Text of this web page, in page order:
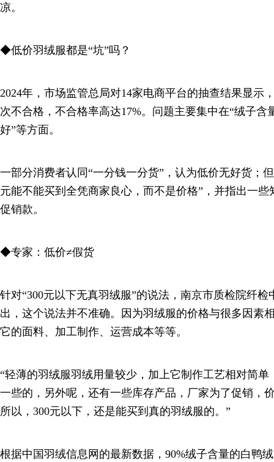
凉。
◆低价羽绒服都是“坑”吗？
2024年，市场监管总局对14家电商平台的抽查结果显示
次不合格，不合格率高达17%。问题主要集中在“绒子含
好”等方面。
一部分消费者认同“一分钱一分货”，认为低价无好货；
元能不能买到全凭商家良心，而不是价格”，并指出一些
促销款。
◆专家：低价≠假货
针对“300元以下无真羽绒服”的说法，南京市质检院纤
出，这个说法并不准确。因为羽绒服的价格与很多因素
它的面料、加工制作、运营成本等等。
“轻薄的羽绒服羽绒用量较少，加上它制作工艺相对简
一些的，另外呢，还有一些库存产品，厂家为了促销，
所以，300元以下，还是能买到真的羽绒服的。”
根据中国羽绒信息网的最新数据，90%绒子含量的白鸭